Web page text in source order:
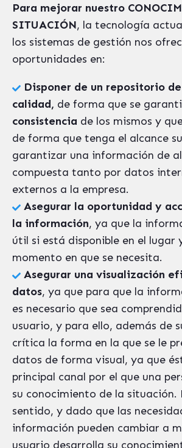
Para mejorar nuestro
SITUACIÓN, la tecnología
los sistemas de gestión nos
oportunidades en:
Disponer de un repositorio
calidad, de forma que se
consistencia de los mismos y
de forma que tenga el alcance
garantizar una información de
compuesta tanto por datos
externos a la empresa.
Asegurar la oportunidad y
la información, ya que la
útil si está disponible en el lugar
momento en que se necesita.
Asegurar una visualización
datos, ya que para que la
es necesario que sea
usuario, y para ello, además de
crítica la forma en la que se le
datos de forma visual, ya que
principal canal por el que una
su conocimiento de la situación.
sentido, y dado que las
información pueden cambiar a
usuario desarrolla su